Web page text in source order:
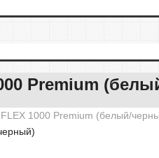
Premium
1000 Premium (белый/